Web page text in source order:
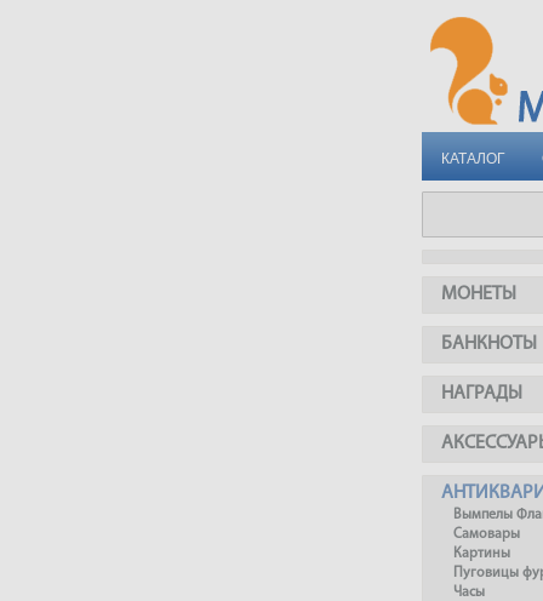
КАТАЛОГ
МОНЕТЫ
БАНКНОТЫ
НАГРАДЫ
Вымпелы
Самовары
Картины
Пуговицы
Часы